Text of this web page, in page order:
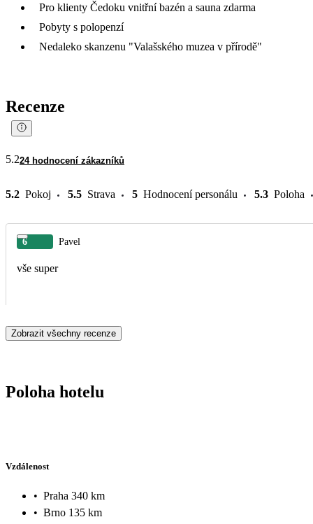
Pro klienty Čedoku vnitřní bazén a sauna zdarma
Pobyty s polopenzí
Nedaleko skanzenu "Valašského muzea v přírodě"
Recenze
5.224 hodnocení zákazníků
5.2 Pokoj 5.5 Strava 5 Hodnocení personálu 5.3 Poloha
6 Pavel
vše super
Zobrazit všechny recenze
Poloha hotelu
Vzdálenost
• Praha 340 km
• Brno 135 km